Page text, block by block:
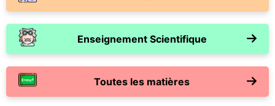
Enseignement Scientifique
Toutes les matières